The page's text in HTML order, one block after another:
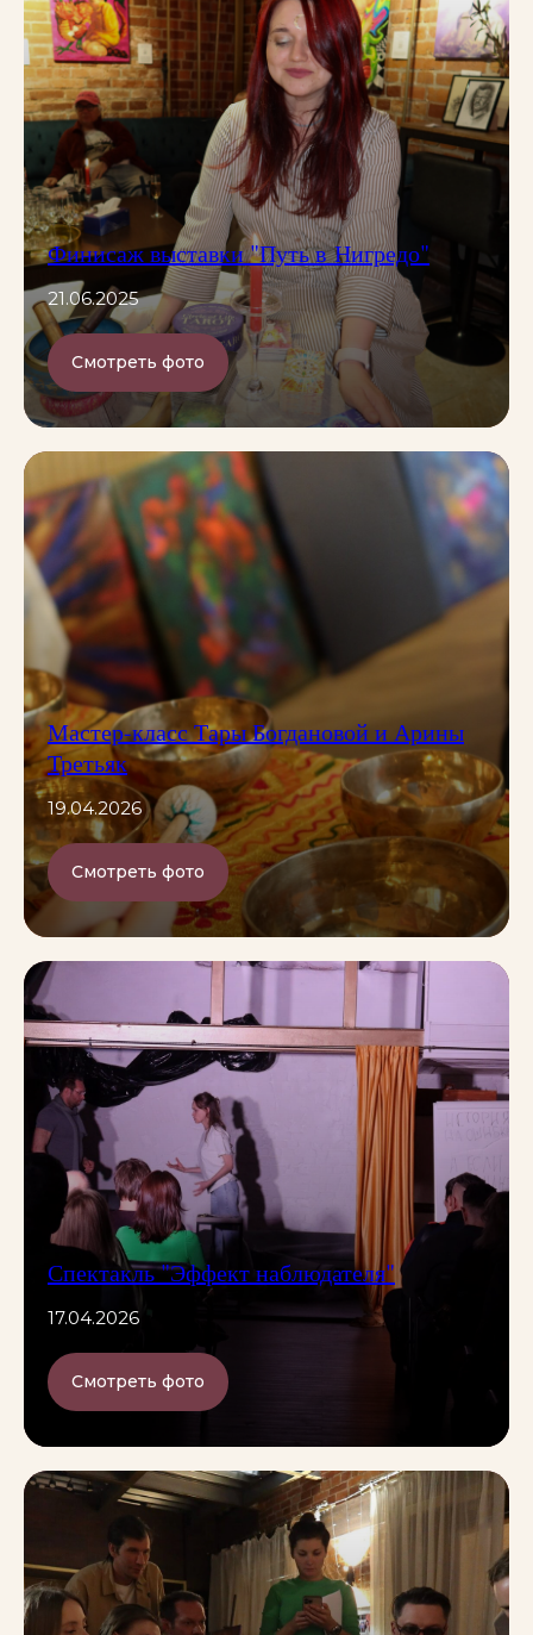
Финисаж выставки "Путь в Нигредо"
21.06.2025
Смотреть фото
Мастер-класс Тары Богдановой и Арины
Третьяк
19.04.2026
Смотреть фото
Спектакль "Эффект наблюдателя"
17.04.2026
Смотреть фото